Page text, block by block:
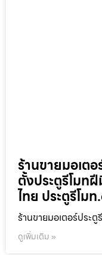
ร้านขายมอเตอ
ตั้งประตูรีโมท
ไทย ประตูรีโม
ร้านขายมอเตอร์ประตู
ดูเพิ่มเติม »